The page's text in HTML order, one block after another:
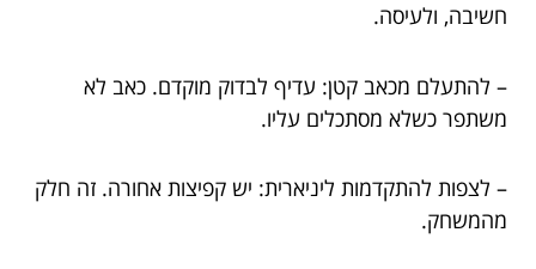
חשיבה, ולעיסה.
– להתעלם מכאב קטן: עדיף לבדוק מוקדם. כאב לא
משתפר כשלא מסתכלים עליו.
– לצפות להתקדמות ליניארית: יש קפיצות אחורה. זה חלק
מהמשחק.